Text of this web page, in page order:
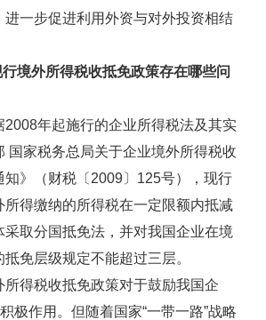
进一步促进利用外资与对外投资相结
境外所得税收抵免政策存在哪些问
年起施行的企业所得税法及其实
国家税务总局关于企业境外所得税收
知》（财税〔2009〕125号），现行
所得缴纳的所得税在一定限额内抵减
采取分国抵免法，并对我国企业在境
免层级规定不能超过三层。
税收抵免政策对于鼓励我国企
极作用。但随着国家“一带一路”战略